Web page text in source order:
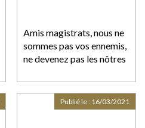
Amis magistrats, nous ne
sommes pas vos ennemis,
ne devenez pas les nôtres
Publié le : 16/03/2021